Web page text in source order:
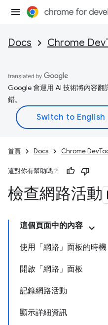
Docs Chrome
Google 會運用 AI 技術將內容翻
錯。
首頁 Docs Chrome
這對你有幫助嗎？
檢查網路活動
這個頁面中的內容
使用「網路」面板的時機
開啟「網路」面板
記錄網路活動
顯示詳細資訊